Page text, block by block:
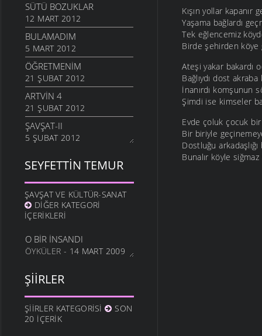
SÜTÜ BOZUKLAR
12 MART 2012
BULAMADIM
5 MART 2012
ÖĞRETMENIM
21 ŞUBAT 2012
ARTVIN 4
21 ŞUBAT 2012
ŞAVŞAT-II
5 ŞUBAT 2012
25 OCAK 2012
METINE
17 OCAK 2012
HALA OĞLU
NE OLUR OĞUL
20 ARALIK 2011
DURDUM
10 ARALIK 2011
ANAM
3 ARALIK 2011
SEYFETTIN TEMUR
ŞAVŞAT VE KÜLTÜR-SANAT
DIĞER KATEGORI
İÇERIKLERI
O BIR İNSANDI
ÖYKÜLER - 14 MART 2009
ŞIIRLER
ŞIIRLER KATEGORISI
SON
20 İÇERIK
Kışın yollar kapanır
Yaşama bağlardı
Tek eğlencemiz
Birde şehirden köye
Ateşi yakar bakardı
Bağlıydı dost
İnanırdı komşunun
Şimdi ise kimseler
Evde çoluk çocuk bir
Bir biriyle
Dostluğu
Bunalır köyle siğmaz